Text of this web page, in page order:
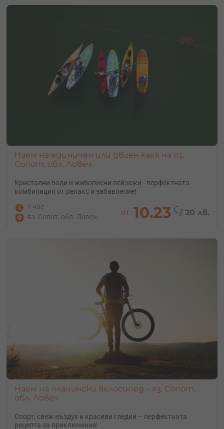
или подари универсален ваучер, който отваря вратите
Наем на единичен или двоен каяк на яз.
Сопот, обл. Ловеч
Кристални води и живописни пейзажи - перфектната
комбинация от релакс и забавление!
1 час
яз. Сопот, обл. Ловеч
от 10.23 € / 20 лв.
Наем на планински велосипед – яз. Сопот,
обл. Ловеч
Спорт, свеж въздух и красиви гледки – перфектната
рецепта за приключение!